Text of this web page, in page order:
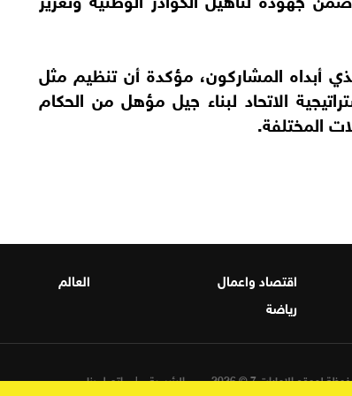
أبداه المشاركون، مؤكدة أن تنظيم مثل
الاتحاد لبناء جيل مؤهل من الحكام
المختلفة.
اقتصاد واعمال العالم
رياضة
الامارات 7 © 2026 اتصل بنا الرئيسية